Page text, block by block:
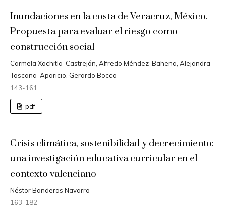
Inundaciones en la costa de Veracruz, México.
Propuesta para evaluar el riesgo como
construcción social
Carmela Xochitla-Castrejón, Alfredo Méndez-Bahena, Alejandra
Toscana-Aparicio, Gerardo Bocco
143-161
pdf
Crisis climática, sostenibilidad y decrecimiento:
una investigación educativa curricular en el
contexto valenciano
Néstor Banderas Navarro
163-182